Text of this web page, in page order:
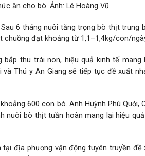
ăn cho bò. Ảnh: Lê Hoàng Vũ.
6 tháng nuôi tăng trọng bò thịt trung
đạt khoảng từ 1,1–1,4kg/con/
thu trái non, hiệu quả kinh tế mang
và Thú y An Giang sẽ tiếp tục đề xuất
600 con bò. Anh Huỳnh Phú Quới,
nuôi bò thịt tuần hoàn mang lại hiệu
địa phương vận động tuyên truyền đề